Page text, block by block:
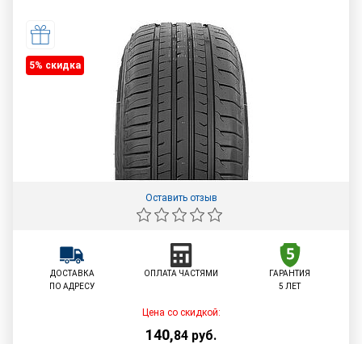
5% cкидка
Оставить отзыв
ДОСТАВКА
ПО АДРЕСУ
ОПЛАТА ЧАСТЯМИ
ГАРАНТИЯ
5 ЛЕТ
Цена со скидкой:
140,84 руб.